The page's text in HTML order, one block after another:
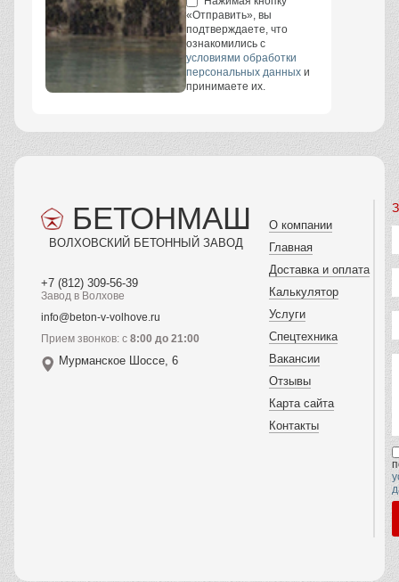
«Отправить», вы
подтверждаете, что
ознакомились с
условиями обработки
персональных данных и
принимаете их.
БЕТОНМАШ
ВОЛХОВСКИЙ БЕТОННЫЙ ЗАВОД
+7 (812) 309-56-39
Завод в Волхове
info@beton-v-volhove.ru
Прием звонков: с 8:00 до 21:00
Мурманское Шоссе, 6
О компании
Главная
Доставка и оплата
Калькулятор
Услуги
Спецтехника
Вакансии
Отзывы
Карта сайта
Контакты